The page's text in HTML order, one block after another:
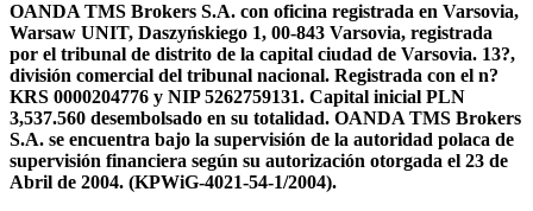
OANDA TMS Brokers S.A. con oficina registrada en Varsovia,
Warsaw UNIT, Daszyńskiego 1, 00-843 Varsovia, registrada
por el tribunal de distrito de la capital ciudad de Varsovia. 13?,
división comercial del tribunal nacional. Registrada con el n?
KRS 0000204776 y NIP 5262759131. Capital inicial PLN
3,537.560 desembolsado en su totalidad. OANDA TMS Brokers
S.A. se encuentra bajo la supervisión de la autoridad polaca de
supervisión financiera según su autorización otorgada el 23 de
Abril de 2004. (KPWiG-4021-54-1/2004).